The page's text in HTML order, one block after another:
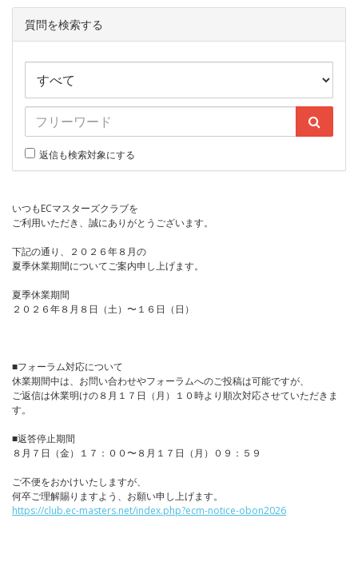
質問を検索する
返信も検索対象にする
いつもECマスターズクラブを
ご利用いただき、誠にありがとうございます。
下記の通り、２０２６年８月の
夏季休業期間についてご案内申し上げます。
夏季休業期間
２０２６年８月８日（土）〜１６日（日）
■フォーラム対応について
休業期間中は、お問い合わせやフォーラムへのご投稿は可能ですが、
ご返信は休業明けの８月１７日（月）１０時より順次対応させていただきま
す。
■返答停止期間
８月７日（金）１７：００〜８月１７日（月）０９：５９
ご不便をおかけいたしますが、
何卒ご理解賜りますよう、お願い申し上げます。
https://club.ec-masters.net/index.php?ecm-notice-obon2026